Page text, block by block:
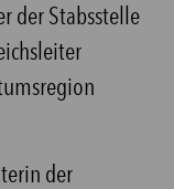
der Stabsstelle
der